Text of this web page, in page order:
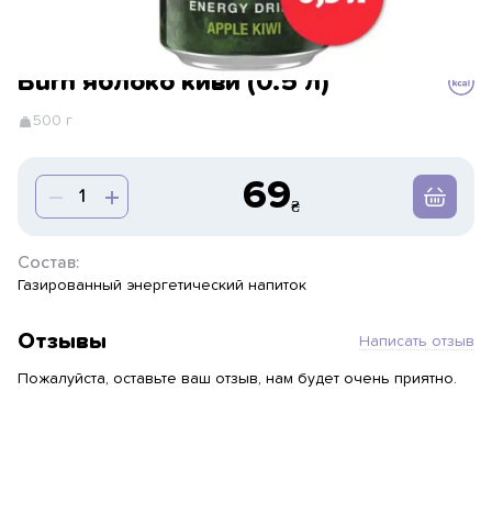
Burn яблоко киви (0.5 л)
500 г
69
Состав:
Газированный энергетический напиток
Отзывы Написать отзыв
Пожалуйста, оставьте ваш отзыв, нам будет очень приятно.